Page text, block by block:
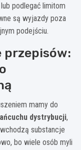
podlegać limitom
są wyjazdy poza
podejściu.
przepisów:
mamy do
dystrybucji,
substancje
bo wiele osób myli